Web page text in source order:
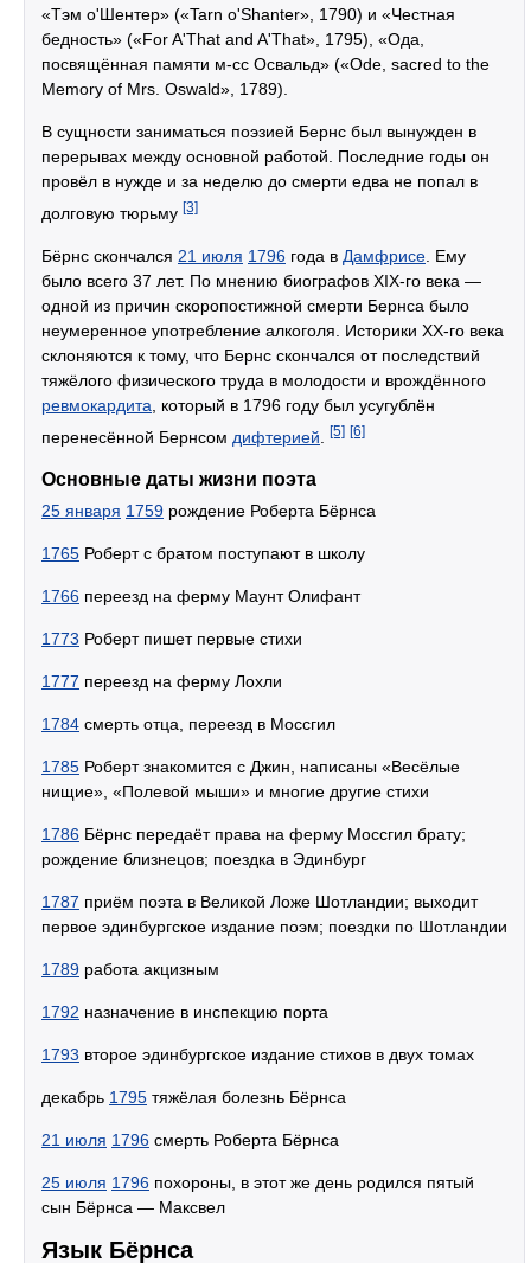
«Тэм о'Шентер» («Tarn o'Shanter», 1790) и «Честная
бедность» («For A'That and A'That», 1795), «Ода,
посвящённая памяти м-сс Освальд» («Ode, sacred to the
Memory of Mrs. Oswald», 1789).
В сущности заниматься поэзией Бернс был вынужден в
перерывах между основной работой. Последние годы он
провёл в нужде и за неделю до смерти едва не попал в
долговую тюрьму [3]
Бёрнс скончался 21 июля 1796 года в Дамфрисе . Ему
было всего 37 лет. По мнению биографов XIX-го века —
одной из причин скоропостижной смерти Бернса было
неумеренное употребление алкоголя. Историки XX-го века
склоняются к тому, что Бернс скончался от последствий
тяжёлого физического труда в молодости и врождённого
ревмокардита , который в 1796 году был усугублён
перенесённой Бернсом дифтерией [5] [6]
Основные даты жизни поэта
25 января 1759 рождение Роберта Бёрнса
1765 Роберт с братом поступают в школу
1766 переезд на ферму Маунт Олифант
1773 Роберт пишет первые стихи
1777 переезд на ферму Лохли
1784 смерть отца, переезд в Моссгил
1785 Роберт знакомится с Джин, написаны «Весёлые
нищие», «Полевой мыши» и многие другие стихи
1786 Бёрнс передаёт права на ферму Моссгил брату;
рождение близнецов; поездка в Эдинбург
1787 приём поэта в Великой Ложе Шотландии; выходит
первое эдинбургское издание поэм; поездки по Шотландии
1789 работа акцизным
1792 назначение в инспекцию порта
1793 второе эдинбургское издание стихов в двух томах
декабрь 1795 тяжёлая болезнь Бёрнса
21 июля 1796 смерть Роберта Бёрнса
25 июля 1796 похороны, в этот же день родился пятый
сын Бёрнса — Максвел
Язык Бёрнса